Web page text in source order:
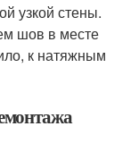
узкой стены.
шов в месте
к натяжным